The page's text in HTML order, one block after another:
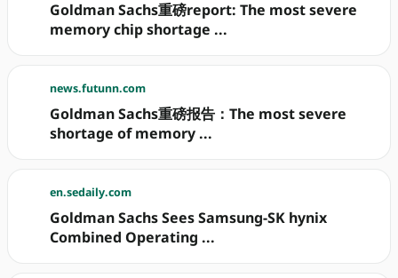
Goldman Sachs重磅report: The most severe
memory chip shortage ...
news.futunn.com
Goldman Sachs重磅报告：The most severe
shortage of memory ...
en.sedaily.com
Goldman Sachs Sees Samsung-SK hynix
Combined Operating ...